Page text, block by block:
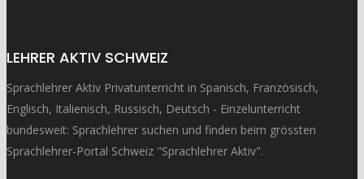
LEHRER AKTIV SCHWEIZ
Sprachlehrer Aktiv Privatunterricht in Spanisch, Französisch,
Englisch, Italienisch, Russisch, Deutsch - Einzelunterricht
bundesweit: Sprachlehrer suchen und finden beim grössten
Sprachlehrer-Portal Schweiz "Sprachlehrer Aktiv".